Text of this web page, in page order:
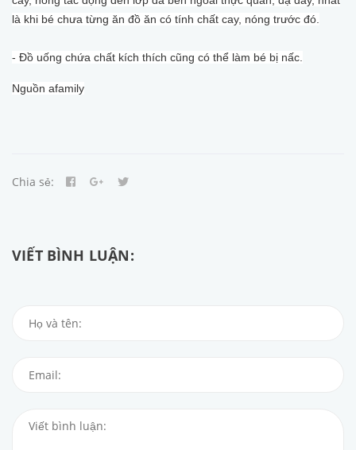
là khi bé chưa từng ăn đồ ăn có tính chất cay, nóng trước đó.
- Đồ uống chứa chất kích thích cũng có thể làm bé bị nấc.
Nguồn afamily
Chia sẻ:
VIẾT BÌNH LUẬN: